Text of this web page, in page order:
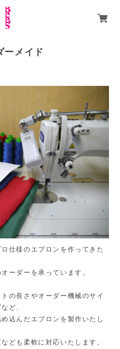
ーメイド
仕様のエプロンを作ってきた
ーダーを承っています。
の長さやオーダー機械のサイ
ど、
込んだエプロンを製作いたし
ども柔軟に対応いたします。